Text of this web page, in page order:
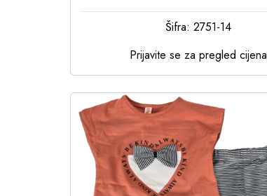
Šifra: 2751-14
Prijavite se za pregled cijena